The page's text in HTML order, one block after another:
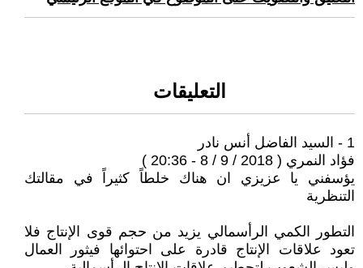
التعليقات
1 - السيد الفاضل أنس نادر
فؤاد النمري ( 2018 / 9 / 8 - 20:36 )
يؤسفني يا عزيزي ان هناك خلطاً كثيراً في مقالتك
التنظرية
التطور الكمي الرأسمالي يزيد من حجم قوى الإنتاج فلا
تعود علاقات الإنتاج قادرة على احتوائها فيثور العمال